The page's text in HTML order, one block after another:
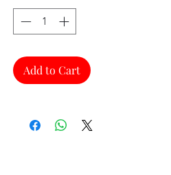
Add to Cart